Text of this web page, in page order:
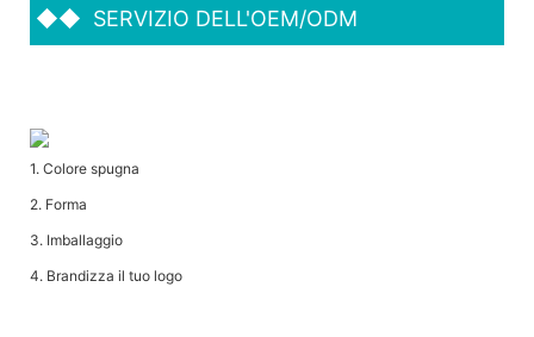
◆◆ SERVIZIO DELL'OEM/ODM
1. Colore spugna
2. Forma
3. Imballaggio
4. Brandizza il tuo logo